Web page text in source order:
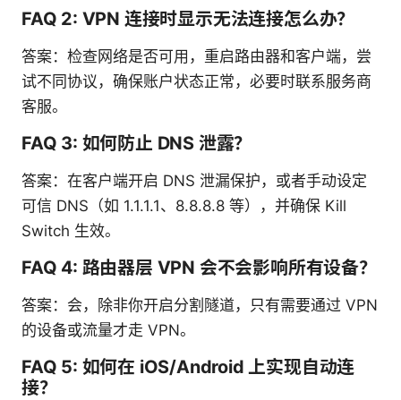
FAQ 2: VPN 连接时显示无法连接怎么办？
答案：检查网络是否可用，重启路由器和客户端，尝
试不同协议，确保账户状态正常，必要时联系服务商
客服。
FAQ 3: 如何防止 DNS 泄露？
答案：在客户端开启 DNS 泄漏保护，或者手动设定
可信 DNS（如 1.1.1.1、8.8.8.8 等），并确保 Kill
Switch 生效。
FAQ 4: 路由器层 VPN 会不会影响所有设备？
答案：会，除非你开启分割隧道，只有需要通过 VPN
的设备或流量才走 VPN。
FAQ 5: 如何在 iOS/Android 上实现自动连
接？